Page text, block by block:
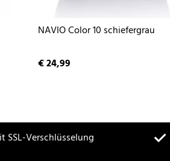
NAVIO Color 10 schiefergrau
€ 24,99
SSL-Verschlüsselung